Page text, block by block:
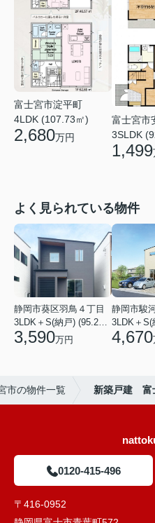
富士宮市淀平町
4LDK (107.73㎡)
2,680万円
富士宮市
3SLDK
1,499
よく見られている物件
静岡市葵区羽鳥４丁目
3LDK＋S(納戸) (95.22㎡)
3,590万円 4,670
市の物件一覧 新築戸建 富
0120-415-496
〒416-0952